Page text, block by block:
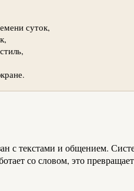
суток,
с текстами и общением.
со словом, это